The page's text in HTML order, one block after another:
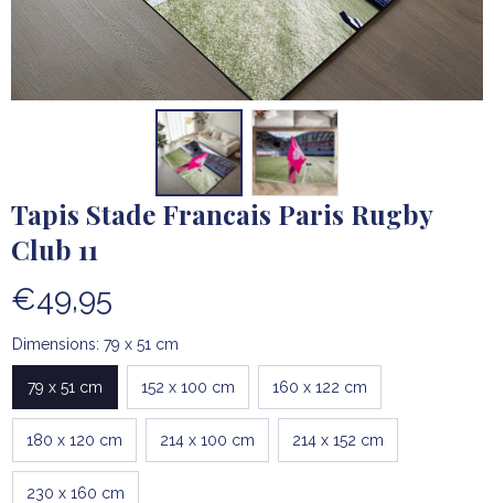
Tapis Stade Francais Paris Rugby
Club 11
€49,95
Dimensions: 79 x 51 cm
79 x 51 cm 152 x 100 cm 160 x 122 cm
180 x 120 cm 214 x 100 cm 214 x 152 cm
230 x 160 cm